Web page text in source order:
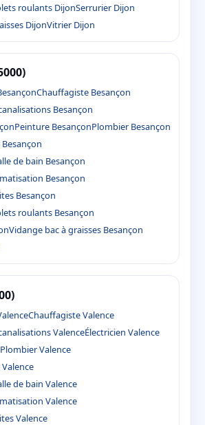
roulants DijonSerrurier Dijon
DijonVitrier Dijon
Chauffagiste Besançon
Besançon
Peinture BesançonPlombier Besançon
de bain Besançon
Besançon
Besançon
roulants Besançon
Vidange bac à graisses Besançon
Chauffagiste Valence
ValenceÉlectricien Valence
Plombier Valence
de bain Valence
Valence
Valence